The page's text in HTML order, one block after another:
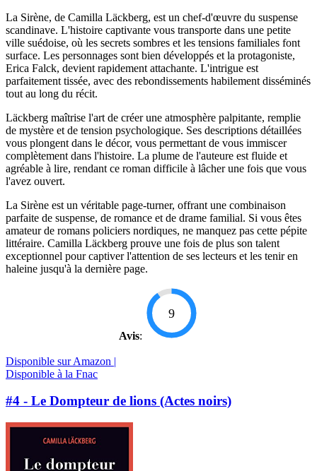
La Sirène, de Camilla Läckberg, est un chef-d'œuvre du suspense
scandinave. L'histoire captivante vous transporte dans une petite
ville suédoise, où les secrets sombres et les tensions familiales font
surface. Les personnages sont bien développés et la protagoniste,
Erica Falck, devient rapidement attachante. L'intrigue est
parfaitement tissée, avec des rebondissements habilement disséminés
tout au long du récit.
Läckberg maîtrise l'art de créer une atmosphère palpitante, remplie
de mystère et de tension psychologique. Ses descriptions détaillées
vous plongent dans le décor, vous permettant de vous immiscer
complètement dans l'histoire. La plume de l'auteure est fluide et
agréable à lire, rendant ce roman difficile à lâcher une fois que vous
l'avez ouvert.
La Sirène est un véritable page-turner, offrant une combinaison
parfaite de suspense, de romance et de drame familial. Si vous êtes
amateur de romans policiers nordiques, ne manquez pas cette pépite
littéraire. Camilla Läckberg prouve une fois de plus son talent
exceptionnel pour captiver l'attention de ses lecteurs et les tenir en
haleine jusqu'à la dernière page.
Avis:
9
Disponible sur Amazon |
Disponible à la Fnac
#4 - Le Dompteur de lions (Actes noirs)